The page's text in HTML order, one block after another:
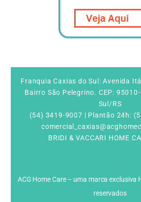
Franquia Caxias do Sul: Avenida
Bairro São Pelegrino. CEP:
Sul/RS
(54) 3419-9007 | Plantão 24h:
BRIDI & VACCARI HOME
ACG Home Care – uma marca exclusiva
reservados